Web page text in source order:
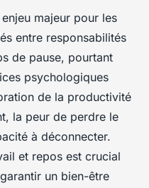
majeur pour les
entre responsabilités
de pause, pourtant
psychologiques
de la productivité
la peur de perdre le
à déconnecter.
et repos est crucial
un bien-être